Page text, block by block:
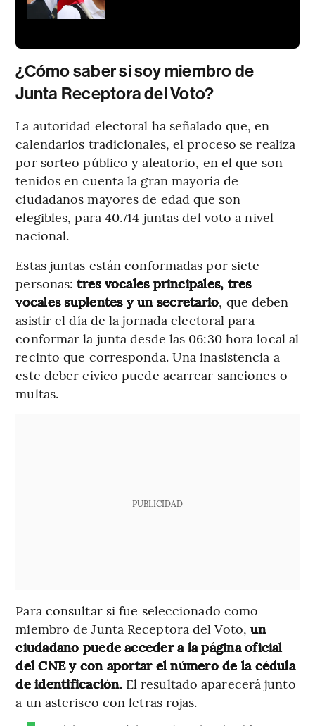
¿Cómo saber si soy miembro de
Junta Receptora del Voto?
La autoridad electoral ha señalado que, en
calendarios tradicionales, el proceso se realiza
por sorteo público y aleatorio, en el que son
tenidos en cuenta la gran mayoría de
ciudadanos mayores de edad que son
elegibles, para 40.714 juntas del voto a nivel
nacional.
Estas juntas están conformadas por siete
personas:tres vocales principales, tres
vocales suplentes y un secretario, que deben
asistir el día de la jornada electoral para
conformar la junta desde las 06:30 hora local al
recinto que corresponda. Una inasistencia a
este deber cívico puede acarrear sanciones o
multas.
PUBLICIDAD
Para consultar si fue seleccionado como
miembro de Junta Receptora del Voto,un
ciudadano puede acceder a la página oficial
del CNE y con aportar el número de la cédula
de identificación. El resultado aparecerá junto
a un asterisco con letras rojas.